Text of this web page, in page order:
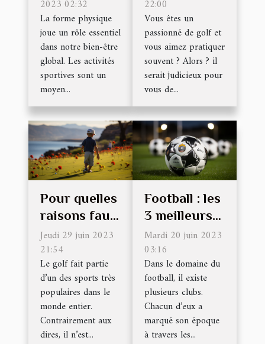
une Bonne
Forme
Physique
2023 02:32
La forme physique
joue un rôle essentiel
dans notre bien-être
global. Les activités
sportives sont un
moyen...
sont les
avantages ?
22:00
Vous êtes un
passionné de golf et
vous aimez pratiquer
souvent ? Alors ? il
serait judicieux pour
vous de...
Pour quelles
raisons faut-
il pratiquer
le golf ?
Jeudi 29 juin 2023
21:54
Le golf fait partie
d’un des sports très
populaires dans le
monde entier.
Contrairement aux
dires, il n’est...
Football : les
3 meilleurs
clubs que
vous devez
absolument
connaître
Mardi 20 juin 2023
03:16
Dans le domaine du
football, il existe
plusieurs clubs.
Chacun d’eux a
marqué son époque
à travers les...